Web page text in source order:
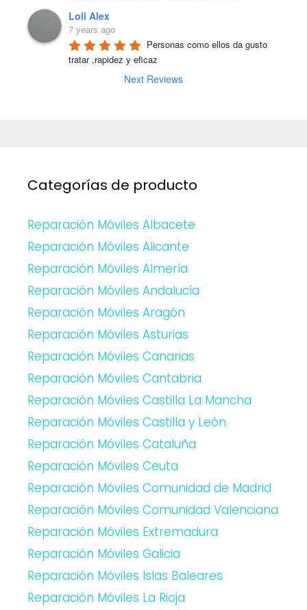
Loli Alex
7 years ago
Personas como ellos da gusto
tratar ,rapidez y eficaz
Next Reviews
Categorías de producto
Reparación Móviles Albacete
Reparación Móviles Alicante
Reparación Móviles Almería
Reparación Móviles Andalucía
Reparación Móviles Aragón
Reparación Móviles Asturias
Reparación Móviles Canarias
Reparación Móviles Cantabria
Reparación Móviles Castilla La Mancha
Reparación Móviles Castilla y León
Reparación Móviles Cataluña
Reparación Móviles Ceuta
Reparación Móviles Comunidad de Madrid
Reparación Móviles Comunidad Valenciana
Reparación Móviles Extremadura
Reparación Móviles Galicia
Reparación Móviles Islas Baleares
Reparación Móviles La Rioja